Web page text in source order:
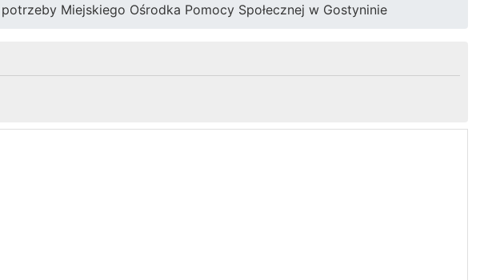
Miejskiego Ośrodka Pomocy Społecznej w Gostyninie